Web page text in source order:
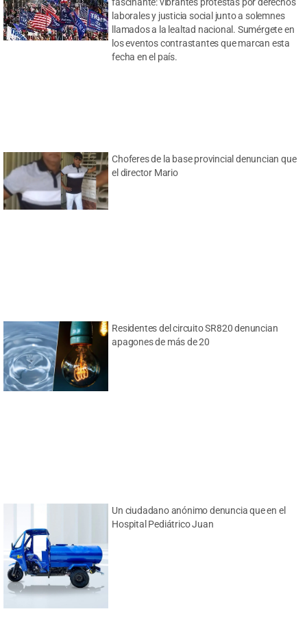
laborales y justicia social junto a solemnes
llamados a la lealtad nacional. Sumérgete en
los eventos contrastantes que marcan esta
fecha en el país.
Choferes de la base provincial denuncian que
el director Mario
Residentes del circuito SR820 denuncian
apagones de más de 20
Un ciudadano anónimo denuncia que en el
Hospital Pediátrico Juan